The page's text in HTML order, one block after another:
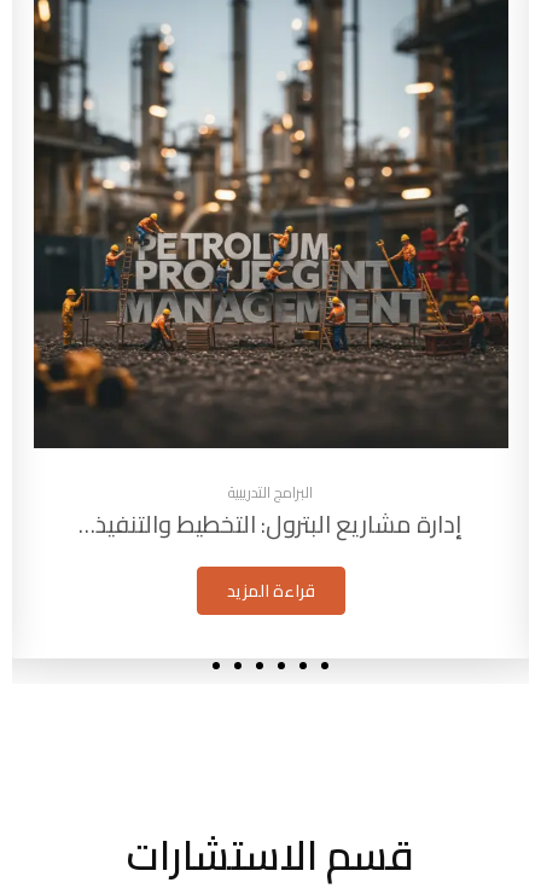
البرامج التدريبية
إدارة مشاريع البترول: التخطيط والتنفيذ…
قراءة المزيد
قسم الاستشارات